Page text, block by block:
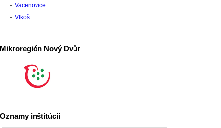
Vacenovice
Vlkoš
Mikroregión Nový Dvůr
Oznamy inštitúcií